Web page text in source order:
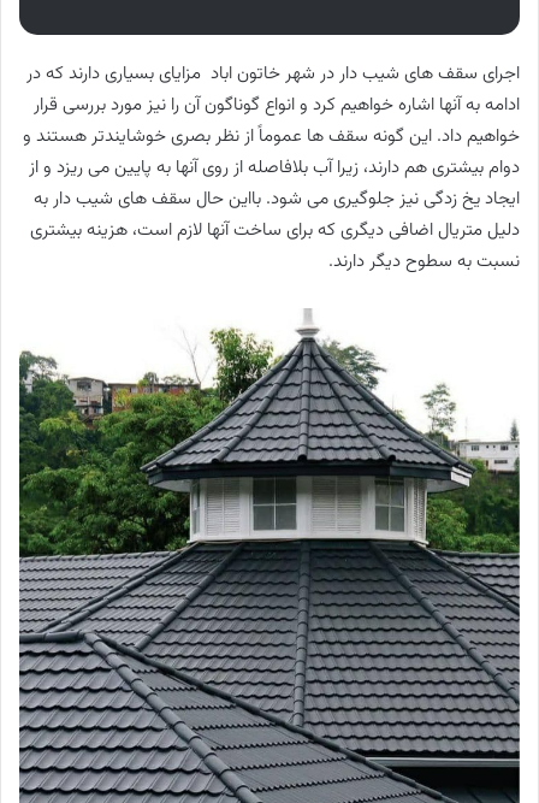
اجرای سقف های شیب دار در شهر خاتون اباد مزایای بسیاری دارند که در
ادامه به آنها اشاره خواهیم کرد و انواع گوناگون آن را نیز مورد بررسی قرار
خواهیم داد. این گونه سقف ها عموماً از نظر بصری خوشایندتر هستند و
دوام بیشتری هم دارند، زیرا آب بلافاصله از روی آنها به پایین می ریزد و از
ایجاد یخ زدگی نیز جلوگیری می شود. بااین حال سقف های شیب دار به
دلیل متریال اضافی دیگری که برای ساخت آنها لازم است، هزینه بیشتری
نسبت به سطوح دیگر دارند.